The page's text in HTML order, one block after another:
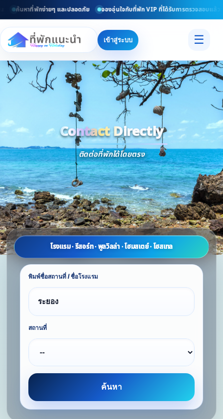
ค้นหาที่พักง่ายๆ และปลอดภัย จองอุ่นใจกับที่พัก VIP ที่ได้รับการตรวจสอบแล้ว
เข้าสู่ระบบ ☰
Contact Directly
Contact
ติดต่อที่พักได้โดยตรง
โรงแรม · รีสอร์ท · พูลวิลล่า · โฮมสเตย์ · โฮสเทล
พิมพ์ชื่อสถานที่ / ชื่อโรงแรม
สถานที่
ค้นหา